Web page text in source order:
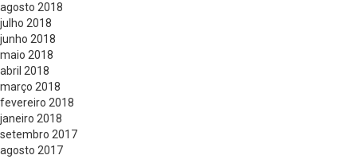
agosto 2018
julho 2018
junho 2018
maio 2018
abril 2018
março 2018
fevereiro 2018
janeiro 2018
setembro 2017
agosto 2017